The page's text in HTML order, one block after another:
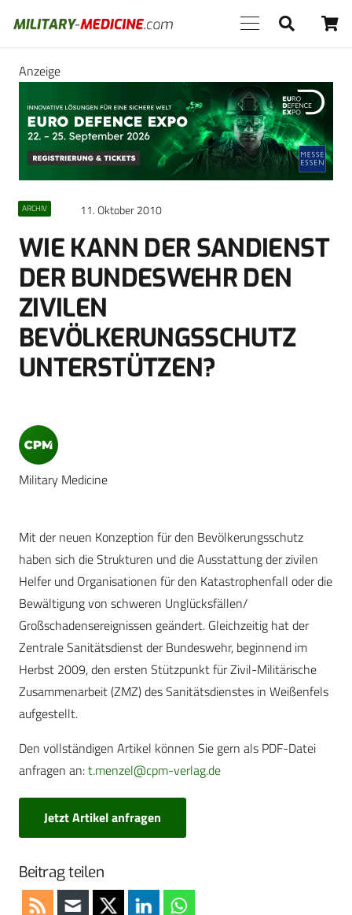
Anzeige
ARCHIV 11. Oktober 2010
WIE KANN DER SANDIENST
DER BUNDESWEHR DEN
ZIVILEN
BEVÖLKERUNGSSCHUTZ
UNTERSTÜTZEN?
Military Medicine
Mit der neuen Konzeption für den Bevölkerungsschutz
haben sich die Strukturen und die Ausstattung der zivilen
Helfer und Organisationen für den Katastrophenfall oder die
Bewältigung von schweren Unglücksfällen/
Großschadensereignissen geändert. Gleichzeitig hat der
Zentrale Sanitätsdienst der Bundeswehr, beginnend im
Herbst 2009, den ersten Stützpunkt für Zivil-Militärische
Zusammenarbeit (ZMZ) des Sanitätsdienstes in Weißenfels
aufgestellt.
Den vollständigen Artikel können Sie gern als PDF-Datei
anfragen an:t.menzel@cpm-verlag.de
Jetzt Artikel anfragen
Beitrag teilen